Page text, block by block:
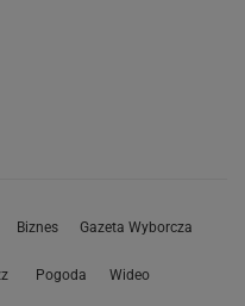
Biznes Gazeta Wyborcza
Pogoda Wideo